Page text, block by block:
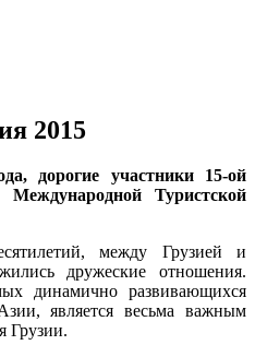
2015
дорогие участники 15-ой
Туристской
между Грузией и
дружеские отношения.
динамично развивающихся
является весьма важным
Грузии.